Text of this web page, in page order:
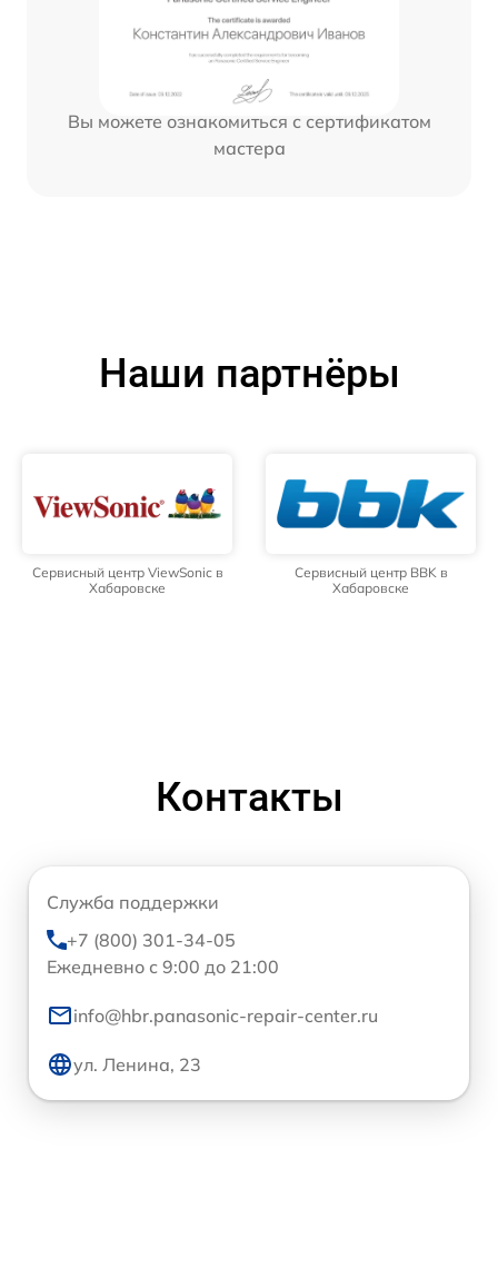
Вы можете ознакомиться с сертификатом
мастера
Наши партнёры
Сервисный центр ViewSonic в
Хабаровске
Сервисный центр BBK в
Хабаровске
Контакты
Служба поддержки
+7 (800) 301-34-05
Ежедневно с 9:00 до 21:00
info@hbr.panasonic-repair-center.ru
ул. Ленина, 23